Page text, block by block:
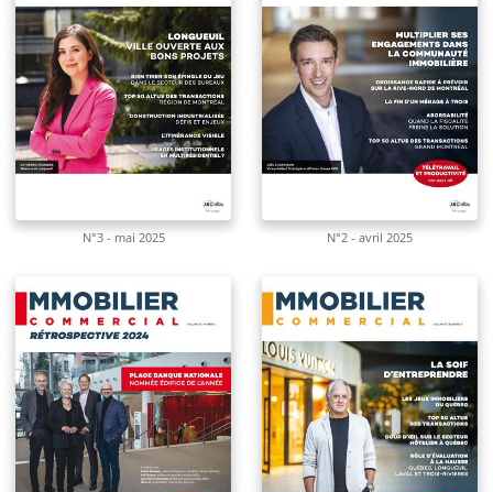
N°3 - mai 2025 N°2 - avril 2025